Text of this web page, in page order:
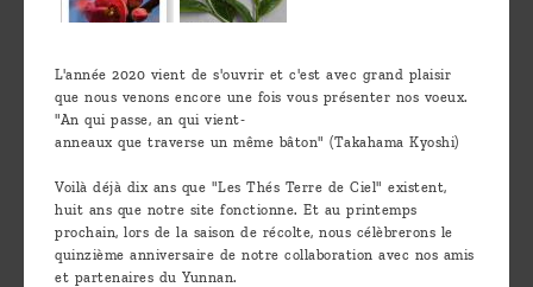
L'année 2020 vient de s'ouvrir et c'est avec grand plaisir
que nous venons encore une fois vous présenter nos voeux.
"An qui passe, an qui vient-
anneaux que traverse un même bâton" (Takahama Kyoshi)
Voilà déjà dix ans que "Les Thés Terre de Ciel" existent,
huit ans que notre site fonctionne. Et au printemps
prochain, lors de la saison de récolte, nous célèbrerons le
quinzième anniversaire de notre collaboration avec nos amis
et partenaires du Yunnan.